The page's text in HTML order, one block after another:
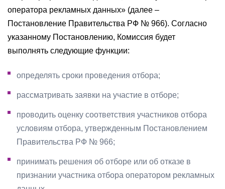
оператора рекламных данных» (далее –
Постановление Правительства РФ № 966). Согласно
указанному Постановлению, Комиссия будет
выполнять следующие функции:
определять сроки проведения отбора;
рассматривать заявки на участие в отборе;
проводить оценку соответствия участников отбора
условиям отбора, утвержденным Постановлением
Правительства РФ № 966;
принимать решения об отборе или об отказе в
признании участника отбора оператором рекламных